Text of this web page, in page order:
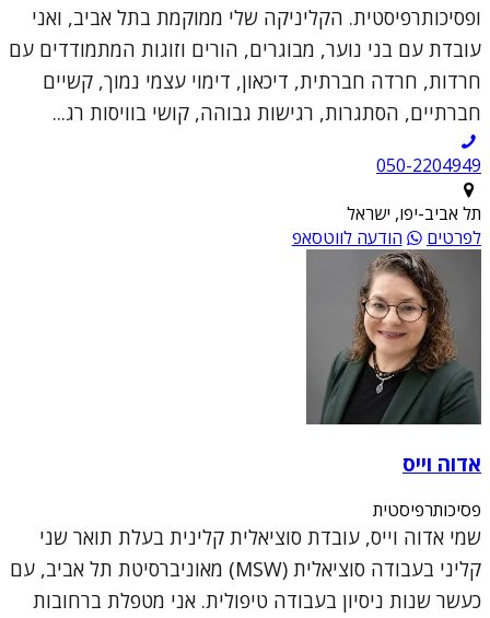
ופסיכותרפיסטית. הקליניקה שלי ממוקמת בתל אביב, ואני
עובדת עם בני נוער, מבוגרים, הורים וזוגות המתמודדים עם
חרדות, חרדה חברתית, דיכאון, דימוי עצמי נמוך, קשיים
חברתיים, הסתגרות, רגישות גבוהה, קושי בוויסות רג...
050-2204949
תל אביב-יפו, ישראל
לפרטים
הודעה לווטסאפ
אדוה וייס
פסיכותרפיסטית
שמי אדוה וייס, עובדת סוציאלית קלינית בעלת תואר שני
קליני בעבודה סוציאלית (MSW) מאוניברסיטת תל אביב, עם
כעשר שנות ניסיון בעבודה טיפולית. אני מטפלת ברחובות